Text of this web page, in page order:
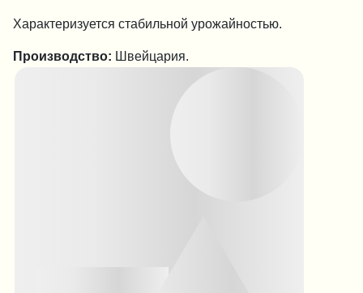
Характеризуется стабильной урожайностью.
Производство: Швейцария.